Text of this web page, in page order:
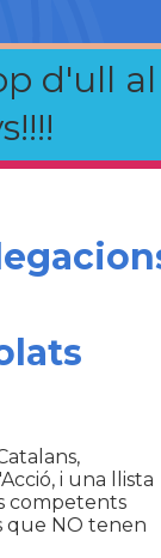
d'ull al
i una llista
competents
que NO tenen